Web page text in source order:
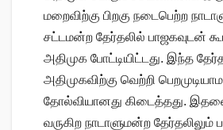
மறைவிற்கு பிறகு நடைபெற்ற
சட்டமன்ற தேர்தலில் பாஜகவுடன்
அதிமுக போட்டியிட்டது. இந்த
அதிமுகவிற்கு வெற்றி
தோல்வியானது கிடைத்தது.
வருகிற நாடாளுமன்ற தேர்தலிலும்